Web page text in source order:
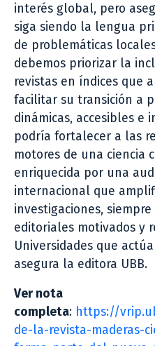
interés global, pero
siga siendo la lengua
de problemáticas
debemos priorizar la
revistas en índices que
facilitar su transición a
dinámicas, accesibles e
podría fortalecer a las
motores de una ciencia
enriquecida por una
internacional que
investigaciones,
editoriales motivados y
Universidades que
asegura la editora UBB.
Ver nota
completa: https://
de-la-revista-maderas-